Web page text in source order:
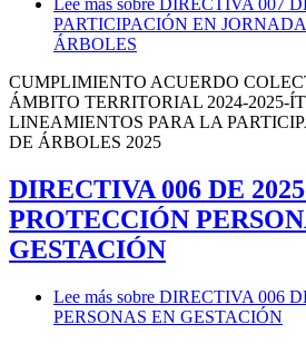
Lee más sobre DIRECTIVA 007
PARTICIPACIÓN EN
ÁRBOLES
CUMPLIMIENTO ACUERDO
ÁMBITO TERRITORIAL 2024-2025-
LINEAMIENTOS PARA LA
DE ÁRBOLES 2025
DIRECTIVA 006 DE
PROTECCIÓN
GESTACIÓN
Lee más sobre DIRECTIVA 006
PERSONAS EN GESTACIÓN